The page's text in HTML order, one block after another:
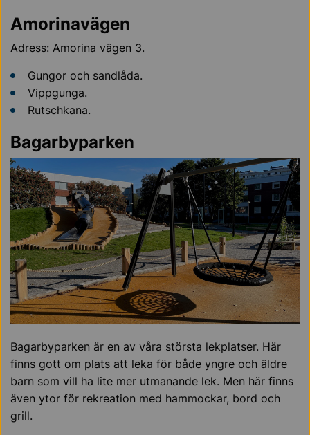
Amorinavägen
Adress: Amorina vägen 3.
Gungor och sandlåda.
Vippgunga.
Rutschkana.
Bagarbyparken
Bagarbyparken är en av våra största lekplatser. Här
finns gott om plats att leka för både yngre och äldre
barn som vill ha lite mer utmanande lek. Men här finns
även ytor för rekreation med hammockar, bord och
grill.